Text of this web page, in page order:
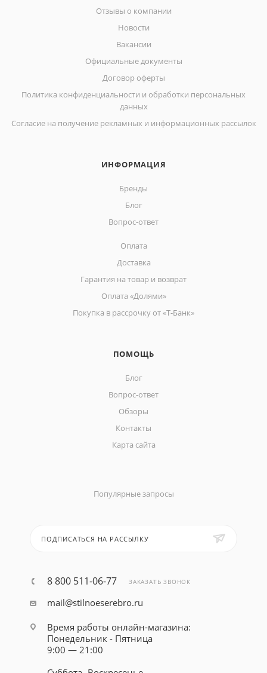
Отзывы о компании
Новости
Вакансии
Официальные документы
Договор оферты
Политика конфиденциальности и обработки персональных
данных
Согласие на получение рекламных и информационных рассылок
ИНФОРМАЦИЯ
Бренды
Блог
Вопрос-ответ
Оплата
Доставка
Гарантия на товар и возврат
Оплата «Долями»
Покупка в рассрочку от «Т-Банк»
ПОМОЩЬ
Блог
Вопрос-ответ
Обзоры
Контакты
Карта сайта
Популярные запросы
ПОДПИСАТЬСЯ НА РАССЫЛКУ
8 800 511-06-77 ЗАКАЗАТЬ ЗВОНОК
mail@stilnoeserebro.ru
Время работы онлайн-магазина:
Понедельник - Пятница
9:00 — 21:00